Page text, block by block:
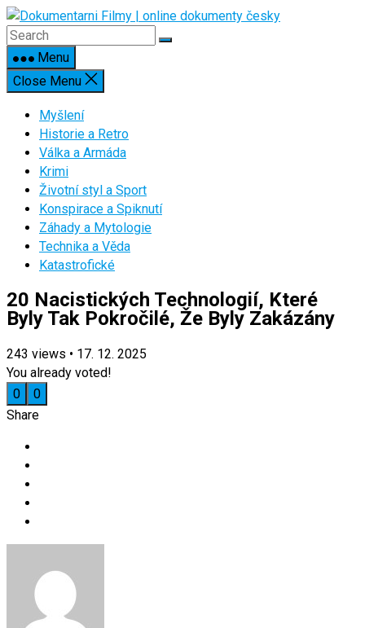
Skip
to
contentMenu
Close Menu
Myšlení
Historie a Retro
Válka a Armáda
Krimi
Životní styl a Sport
Konspirace a Spiknutí
Záhady a Mytologie
Technika a Věda
Katastrofické
20 Nacistických Technologií, Které
Byly Tak Pokročilé, Že Byly Zakázány
243 views • 17. 12. 2025
You already voted!
0
0
Share